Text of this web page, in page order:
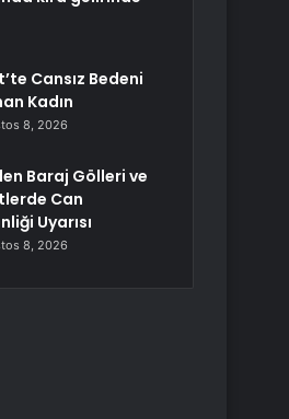
Cansız Bedeni
Kadın
8, 2026
Baraj Gölleri ve
Can
Uyarısı
8, 2026